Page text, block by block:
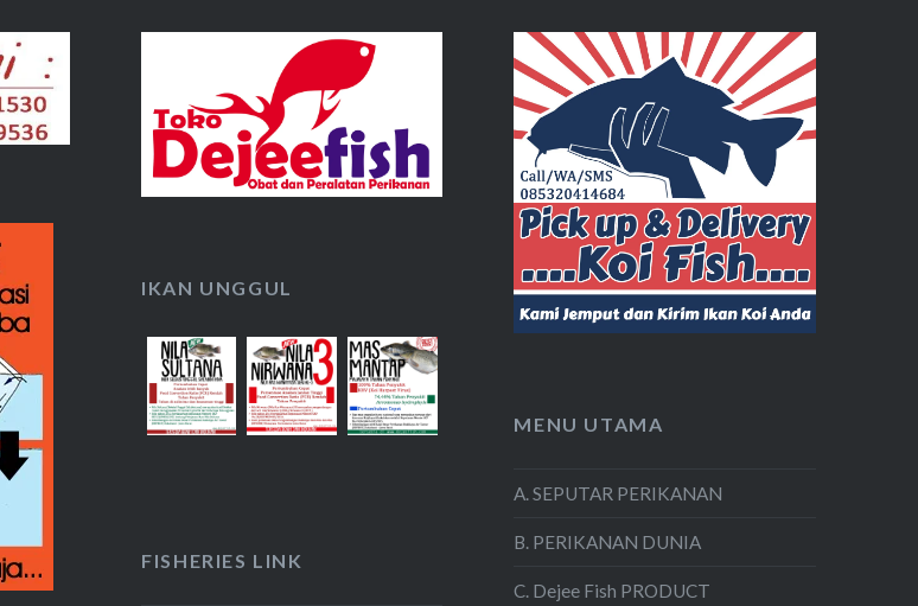
IKAN UNGGUL
MENU UTAMA
A. SEPUTAR PERIKANAN
B. PERIKANAN DUNIA
C. Dejee Fish PRODUCT
FISHERIES LINK